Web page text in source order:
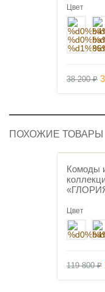
Цвет
38 200₽
ПОХОЖИЕ ТОВАРЫ
Комоды
Цвет
119 800₽